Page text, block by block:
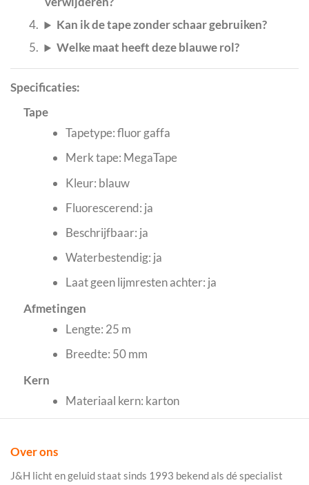
Kan ik de tape zonder schaar gebruiken?
Welke maat heeft deze blauwe rol?
Specificaties:
Tape
Tapetype: fluor gaffa
Merk tape: MegaTape
Kleur: blauw
Fluorescerend: ja
Beschrijfbaar: ja
Waterbestendig: ja
Laat geen lijmresten achter: ja
Afmetingen
Lengte: 25 m
Breedte: 50 mm
Kern
Materiaal kern: karton
Over ons
J&H licht en geluid staat sinds 1993 bekend als dé specialist